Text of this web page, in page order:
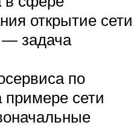
открытие сети
— задача
по
сети